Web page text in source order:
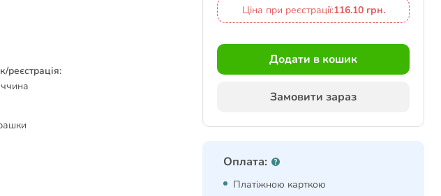
реєстрація:
Ціна при реєстрації:116.10 грн.
Додати в кошик
Замовити зараз
Оплата:
Платіжною карткою